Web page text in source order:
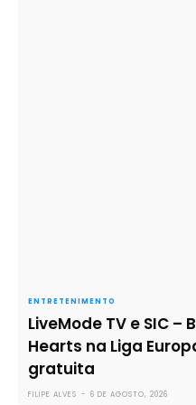
ENTRETENIMENTO
LiveMode TV e SIC
Hearts na Liga
gratuita
FILIPE ALVES - 6 DE AGOSTO, 2026